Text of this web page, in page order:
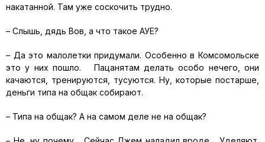
накатанной. Там уже соскочить трудно.
– Слышь, дядь Вов, а что такое АУЕ?
– Да это малолетки придумали. Особенно в Комсомольске
это у них пошло. Пацанятам делать особо нечего, они
качаются, тренируются, тусуются. Ну, которые постарше,
деньги типа на общак собирают.
– Типа на общак? А на самом деле не на общак?